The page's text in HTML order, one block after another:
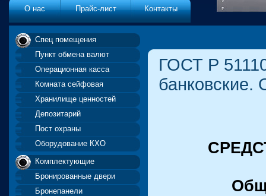
О нас Прайс-лист Контакты
ГОСТ Р
банковские.
Спец помещения
Пункт обмена валют
Операционная касса
Комната сейфовая
Хранилище ценностей
Депозитарий
Пост охраны
Оборудование КХО
Комплектующие
Бронированные двери
Бронепанели